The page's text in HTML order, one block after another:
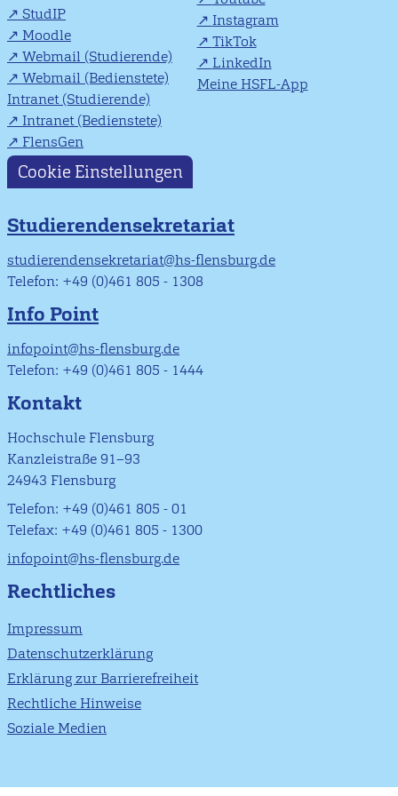
StudIP
Moodle
Webmail (Studierende)
Webmail (Bedienstete)
Intranet (Studierende)
Intranet (Bedienstete)
FlensGen
Instagram
TikTok
LinkedIn
Meine HSFL-App
Cookie Einstellungen
Studierendensekretariat
studierendensekretariat@hs-flensburg.de
Telefon: +49 (0)461 805 - 1308
Info Point
infopoint@hs-flensburg.de
Telefon: +49 (0)461 805 - 1444
Kontakt
Hochschule Flensburg
Kanzleistraße 91–93
24943 Flensburg
Telefon: +49 (0)461 805 - 01
Telefax: +49 (0)461 805 - 1300
infopoint@hs-flensburg.de
Rechtliches
Impressum
Datenschutzerklärung
Erklärung zur Barrierefreiheit
Rechtliche Hinweise
Soziale Medien